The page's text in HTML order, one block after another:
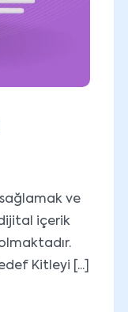
sağlamak ve
içerik
Kitleyi [...]